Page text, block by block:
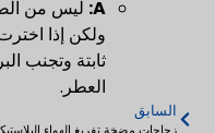
A: ليس من
ولكن إذا
ثابتة وتجنب
العطر.
السابق